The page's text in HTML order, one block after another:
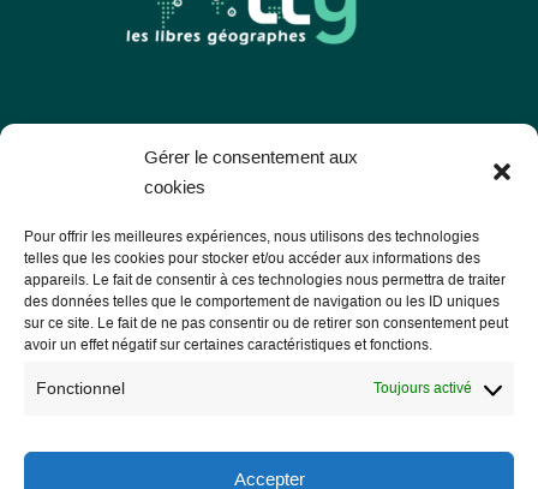
Gérer le consentement aux
cookies
Pour offrir les meilleures expériences, nous utilisons des technologies
telles que les cookies pour stocker et/ou accéder aux informations des
appareils. Le fait de consentir à ces technologies nous permettra de traiter
des données telles que le comportement de navigation ou les ID uniques
sur ce site. Le fait de ne pas consentir ou de retirer son consentement peut
avoir un effet négatif sur certaines caractéristiques et fonctions.
Fonctionnel Toujours activé
Accepter
Les Libres Géographes
56000 Vannes
— Nous contacter